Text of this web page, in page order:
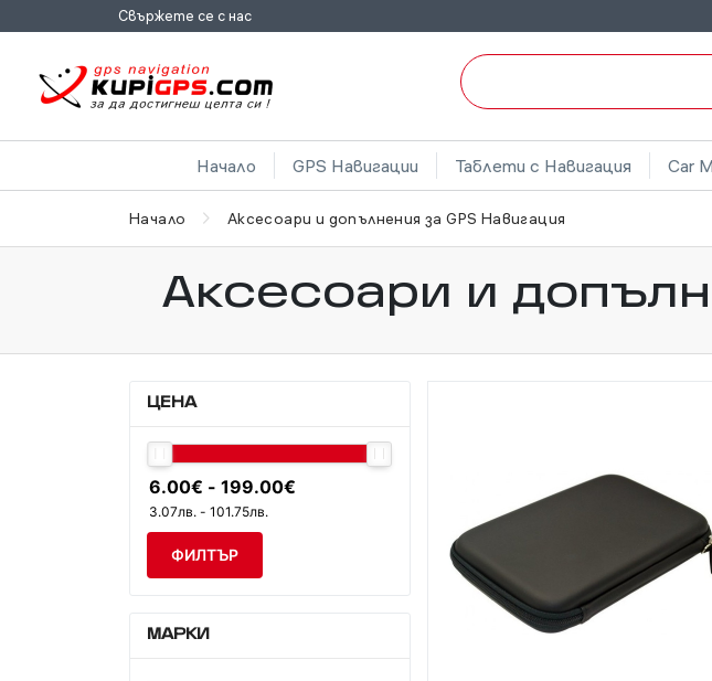
Свържете се с нас
Начало GPS Навигации Таблети с Навигация Car
Начало Аксесоари и допълнения за GPS Навигация
Аксесоари и
ЦЕНА
ФИЛТЪР
МАРКИ